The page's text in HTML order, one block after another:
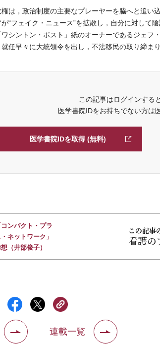
は，政治制度の主要なプレーヤーを脇へと追い
“フェイク・ニュース”を拡散し，自分に対して
シントン・ポスト」紙のオーナーであるジェ
任早々に大統領令を出し，不法移民の取り締まり
この記事はログインする
医学書院IDをお持ちでない方は
医学書院IDを取得 (無料)
この記事
看護の
コンパクト・プラ
ネットワーク」
（井部俊子）
連載一覧